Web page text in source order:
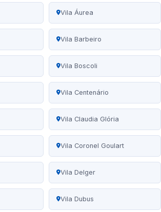
Vila Áurea
Vila Barbeiro
Vila Boscoli
Vila Centenário
Vila Claudia Glória
Vila Coronel Goulart
Vila Delger
Vila Dubus